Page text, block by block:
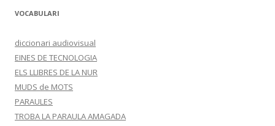
VOCABULARI
diccionari audiovisual
EINES DE TECNOLOGIA
ELS LLIBRES DE LA NUR
MUDS de MOTS
PARAULES
TROBA LA PARAULA AMAGADA